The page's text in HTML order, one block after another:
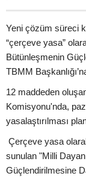
Yeni çözüm süreci
“çerçeve yasa”
Bütünleşmenin
TBMM
12 maddeden
Komisyonu'nda,
yasalaştırılması
Çerçeve yasa
sunulan "Milli
Güçlendirilmesine